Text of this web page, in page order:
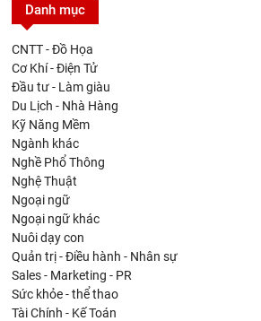
Danh mục
CNTT - Đồ Họa
Cơ Khí - Điện Tử
Đầu tư - Làm giàu
Du Lịch - Nhà Hàng
Kỹ Năng Mềm
Ngành khác
Nghề Phổ Thông
Nghệ Thuật
Ngoại ngữ
Ngoại ngữ khác
Nuôi dạy con
Quản trị - Điều hành - Nhân sự
Sales - Marketing - PR
Sức khỏe - thể thao
Tài Chính - Kế Toán